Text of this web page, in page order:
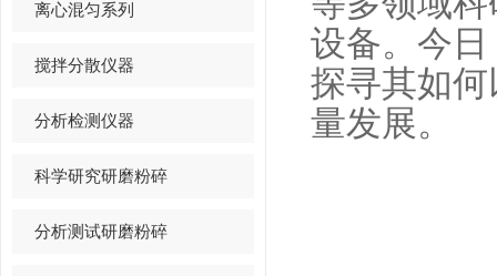
离心混匀系列
搅拌分散仪器
分析检测仪器
科学研究研磨粉碎
分析测试研磨粉碎
设备。今
探寻其如
量发展。